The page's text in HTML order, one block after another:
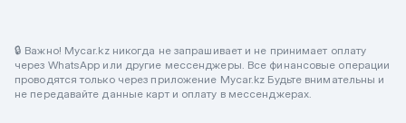
🔒 Важно! Mycar.kz никогда не запрашивает и не принимает оплату
через WhatsApp или другие мессенджеры. Все финансовые операции
проводятся только через приложение Mycar.kz Будьте внимательны и
не передавайте данные карт и оплату в мессенджерах.